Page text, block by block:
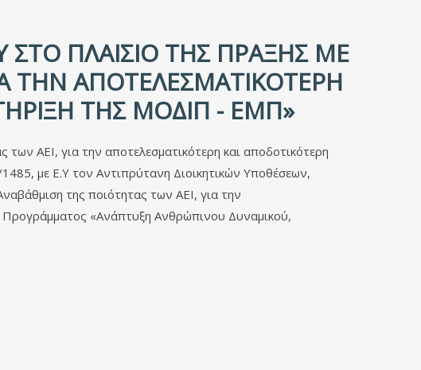
ΠΛΑΊΣΙΟ ΤΗΣ ΠΡΆΞΗΣ ΜΕ
ΤΗΝ ΑΠΟΤΕΛΕΣΜΑΤΙΚΌΤΕΡΗ
ΤΗΣ ΜΟΔΙΠ - ΕΜΠ»
ΑΕΙ, για την αποτελεσματικότερη και αποδοτικότερη
με Ε.Υ τον Αντιπρύτανη Διοικητικών Υποθέσεων,
της ποιότητας των ΑΕΙ, για την
Προγράμματος «Ανάπτυξη Ανθρώπινου Δυναμικού,